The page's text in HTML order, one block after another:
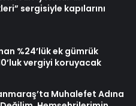
sergisiyle kapılarını
%24’lük ek gümrük
vergiyi koruyacak
Muhalefet Adına